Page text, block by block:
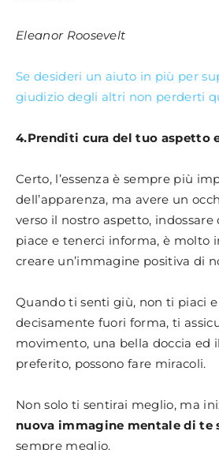
Eleanor Roosevelt
Se desideri un aiuto in più per
giudizio degli altri non perderti
4.Prenditi cura del tuo aspetto
Certo, l’essenza è sempre più
dell’apparenza, ma avere un
verso il nostro aspetto, indossare
piace e tenerci informa, è molto
creare un’immagine positiva di
Quando ti senti giù, non ti piaci
decisamente fuori forma, ti
movimento, una bella doccia ed
preferito, possono fare miracoli.
Non solo ti sentirai meglio, ma
nuova immagine mentale di te
sempre meglio.